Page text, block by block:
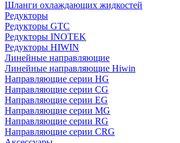
Шланги охлаждающих жидкостей
Редукторы
Редукторы GTC
Редукторы INOTEK
Редукторы HIWIN
Линейные направляющие
Линейные направляющие Hiwin
Направляющие серии HG
Направляющие серии CG
Направляющие серии EG
Направляющие серии MG
Направляющие серии RG
Направляющие серии CRG